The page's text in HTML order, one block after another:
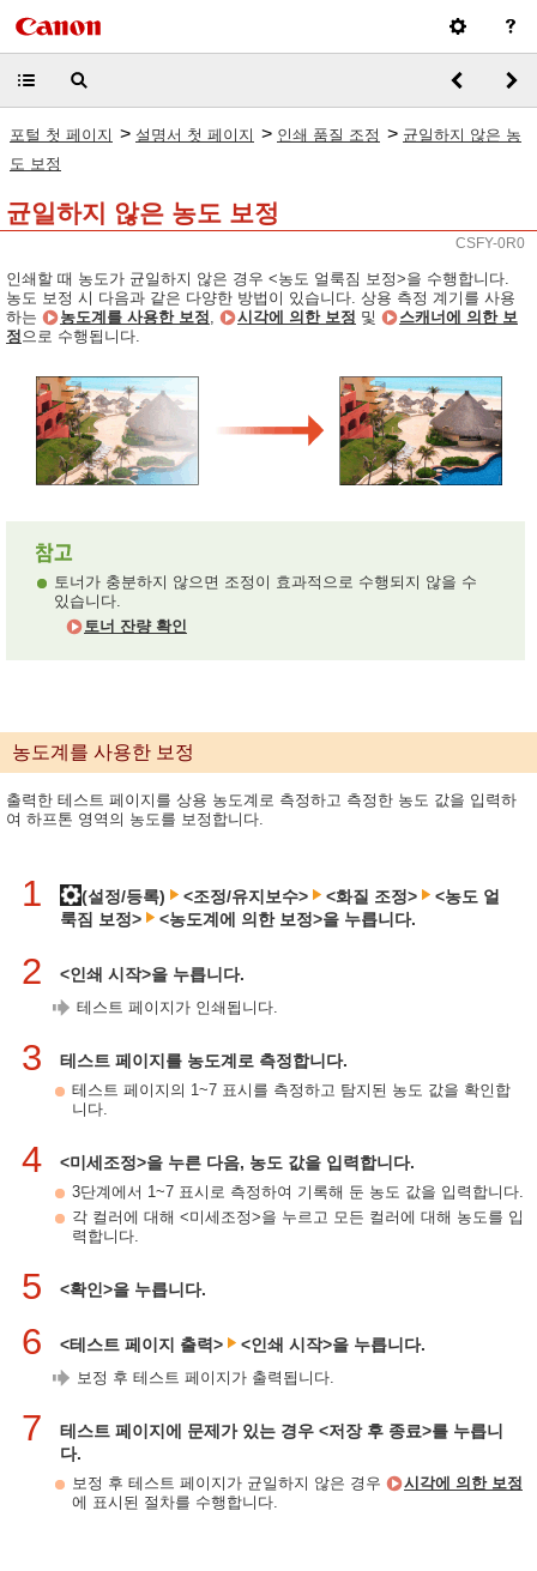
포털 첫 페이지 > 설명서 첫 페이지 > 인쇄 품질 조정 > 균일하지 않은 농
도 보정
균일하지 않은 농도 보정
CSFY-0R0
인쇄할 때 농도가 균일하지 않은 경우 <농도 얼룩짐 보정>을 수행합니다.
농도 보정 시 다음과 같은 다양한 방법이 있습니다. 상용 측정 계기를 사용
하는
농도계를 사용한 보정, 시각에 의한 보정 및
스캐너에 의한 보
정으로 수행됩니다.
토너가 충분하지 않으면 조정이 효과적으로 수행되지 않을 수
있습니다.
토너 잔량 확인
농도계를 사용한 보정
출력한 테스트 페이지를 상용 농도계로 측정하고 측정한 농도 값을 입력하
여 하프톤 영역의 농도를 보정합니다.
1 (설정/등록) <조정/유지보수> <화질 조정>
<농도 얼
룩짐 보정>
<농도계에 의한 보정>을 누릅니다.
2 <인쇄 시작>을 누릅니다.
테스트 페이지가 인쇄됩니다.
3 테스트 페이지를 농도계로 측정합니다.
테스트 페이지의 1~7 표시를 측정하고 탐지된 농도 값을 확인합
니다.
4 <미세조정>을 누른 다음, 농도 값을 입력합니다.
3단계에서 1~7 표시로 측정하여 기록해 둔 농도 값을 입력합니다.
각 컬러에 대해 <미세조정>을 누르고 모든 컬러에 대해 농도를 입
력합니다.
5 <확인>을 누릅니다.
6 <테스트 페이지 출력> <인쇄 시작>을 누릅니다.
보정 후 테스트 페이지가 출력됩니다.
7
테스트 페이지에 문제가 있는 경우 <저장 후 종료>를 누릅니
다.
보정 후 테스트 페이지가 균일하지 않은 경우
시각에 의한 보정
에 표시된 절차를 수행합니다.